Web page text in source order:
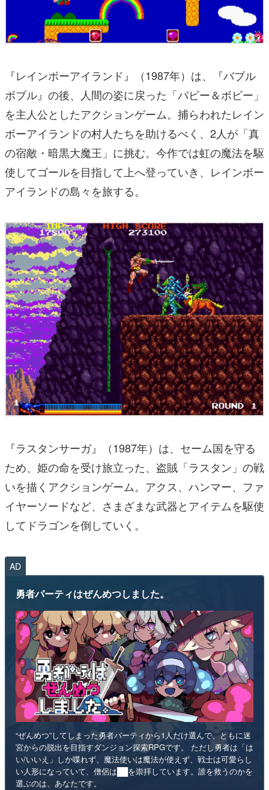
『レインボーアイランド』（1987年）は、『バブル
ボブル』の後、人間の姿に戻った「バビー＆ボビー」
を主人公としたアクションゲーム。捕らわれたレイン
ボーアイランドの村人たちを助けるべく、2人が「真
の宿敵・暗黒大魔王」に挑む。今作では虹の魔法を駆
使してゴールを目指して上へ登っていき、レインボー
アイランドの島々を旅する。
『ラスタンサーガ』（1987年）は、セーム国を守る
ため、姫の命を受け旅立った、盗賊「ラスタン」の戦
いを描くアクションゲーム。アクス、ハンマー、ファ
イヤーソードなど、さまざまな武器とアイテムを駆使
してドラゴンを倒していく。
AD
勇者パーティはぜんめつしました。
“ぜんめつ”してしまった勇者パーティから1人だけ選んで、ともに迷
宮からの脱出を目指すダンジョン探索RPGです。 ただし勇者は「は
い/いいえ」しか喋れず、魔法使いは魔法が使えず、戦士は可愛らし
い人形になっていて、僧侶は██を崇拝しています。誰を救うのかを
選ぶのは、あなたです。